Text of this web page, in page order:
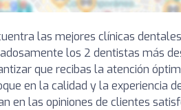
las mejores clínicas
los 2 dentistas más
que recibas la atención
en la calidad y la experiencia
en las opiniones de clientes